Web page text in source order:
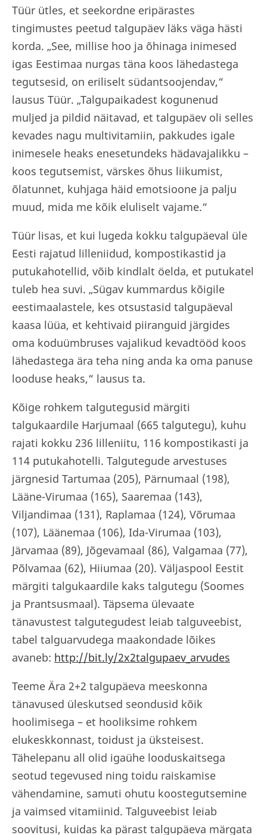
Tüür ütles, et seekordne eripärastes
tingimustes peetud talgupäev läks väga hästi
korda. „See, millise hoo ja õhinaga inimesed
igas Eestimaa nurgas täna koos lähedastega
tegutsesid, on eriliselt südantsoojendav,“
lausus Tüür. „Talgupaikadest kogunenud
muljed ja pildid näitavad, et talgupäev oli selles
kevades nagu multivitamiin, pakkudes igale
inimesele heaks enesetundeks hädavajalikku –
koos tegutsemist, värskes õhus liikumist,
õlatunnet, kuhjaga häid emotsioone ja palju
muud, mida me kõik eluliselt vajame.“
Tüür lisas, et kui lugeda kokku talgupäeval üle
Eesti rajatud lilleniidud, kompostikastid ja
putukahotellid, võib kindlalt öelda, et putukatel
tuleb hea suvi. „Sügav kummardus kõigile
eestimaalastele, kes otsustasid talgupäeval
kaasa lüüa, et kehtivaid piiranguid järgides
oma koduümbruses vajalikud kevadtööd koos
lähedastega ära teha ning anda ka oma panuse
looduse heaks,“ lausus ta.
Kõige rohkem talgutegusid märgiti
talgukaardile Harjumaal (665 talgutegu), kuhu
rajati kokku 236 lilleniitu, 116 kompostikasti ja
114 putukahotelli. Talgutegude arvestuses
järgnesid Tartumaa (205), Pärnumaal (198),
Lääne-Virumaa (165), Saaremaa (143),
Viljandimaa (131), Raplamaa (124), Võrumaa
(107), Läänemaa (106), Ida-Virumaa (103),
Järvamaa (89), Jõgevamaal (86), Valgamaa (77),
Põlvamaa (62), Hiiumaa (20). Väljaspool Eestit
märgiti talgukaardile kaks talgutegu (Soomes
ja Prantsusmaal). Täpsema ülevaate
tänavustest talgutegudest leiab talguveebist,
tabel talguarvudega maakondade lõikes
avaneb: http://bit.ly/2x2talgupaev_arvudes
Teeme Ära 2+2 talgupäeva meeskonna
tänavused üleskutsed seondusid kõik
hoolimisega – et hooliksime rohkem
elukeskkonnast, toidust ja üksteisest.
Tähelepanu all olid igaühe looduskaitsega
seotud tegevused ning toidu raiskamise
vähendamine, samuti ohutu koostegutsemine
ja vaimsed vitamiinid. Talguveebist leiab
soovitusi, kuidas ka pärast talgupäeva märgata